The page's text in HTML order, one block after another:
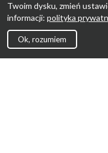
Twoim dysku, zmień
informacji: polityka
Ok, rozumiem